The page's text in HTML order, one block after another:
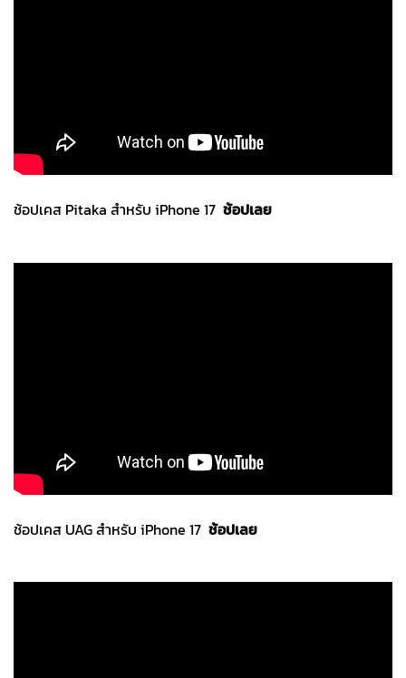
ช้อปเคส Pitaka สำหรับ iPhone 17 ช้อปเลย
ช้อปเคส UAG สำหรับ iPhone 17 ช้อปเลย